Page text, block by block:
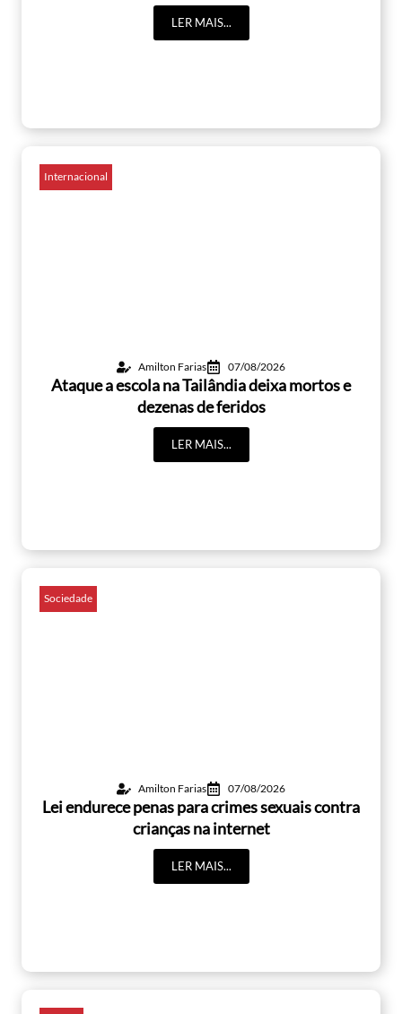
LER MAIS...
Internacional
Amilton Farias 07/08/2026
Ataque a escola na Tailândia deixa mortos e
dezenas de feridos
LER MAIS...
Sociedade
Amilton Farias 07/08/2026
Lei endurece penas para crimes sexuais contra
crianças na internet
LER MAIS...